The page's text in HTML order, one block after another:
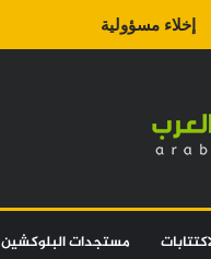
إخلاء مسؤولية
مستجدات البلوكشين